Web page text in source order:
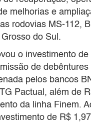
melhorias e
rodovias MS-112,
do Sul.
o investimento de
de debêntures
pelos bancos
Pactual, além de
da linha Finem.
de R$